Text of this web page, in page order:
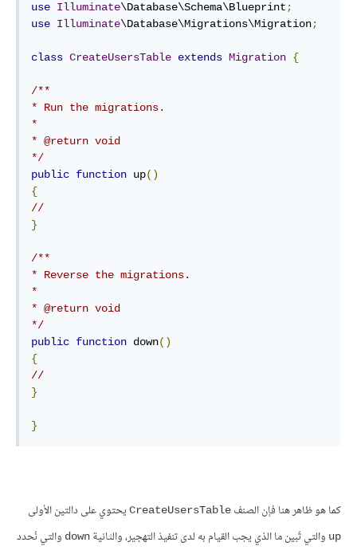
use Illuminate\Database\Schema\Blueprint ;
use Illuminate\Database\Migrations\Migration;
class CreateUsersTable extends Migration {
/**
* Run the migrations.
*
* @return void
*/
public function up()
{
//
}
/**
* Reverse the migrations.
*
* @return void
*/
public function down()
{
//
}
}
كما هو ظاهر هنا فإن الصنف CreateUsersTableيحتوي على دالتين الأولى
up والتي تُبين ما الذي يجب القيام به لدى تنفيذ التهجير، والثانية down والتي نُحدد